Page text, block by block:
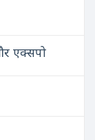
एक्सपो